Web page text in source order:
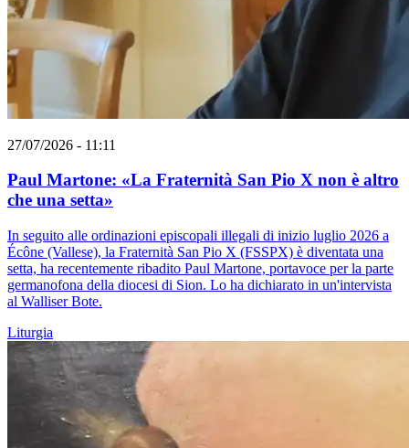
27/07/2026 - 11:11
Paul Martone: «La Fraternità San Pio X non è altro
che una setta»
In seguito alle ordinazioni episcopali illegali di inizio luglio 2026 a
Écône (Vallese), la Fraternità San Pio X (FSSPX) è diventata una
setta, ha recentemente ribadito Paul Martone, portavoce per la parte
germanofona della diocesi di Sion. Lo ha dichiarato in un'intervista
al Walliser Bote.
Liturgia